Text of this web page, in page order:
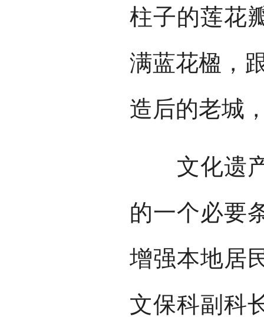
柱子的莲花
满蓝花楹，
造后的老城
文化遗产
的一个必要
增强本地居
文保科副科